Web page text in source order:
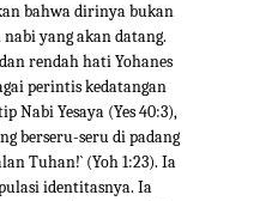
bahwa dirinya bukan
yang akan datang.
rendah hati Yohanes
perintis kedatangan
Nabi Yesaya (Yes 40:3),
berseru-seru di padang
Tuhan!` (Yoh 1:23). Ia
identitasnya. Ia